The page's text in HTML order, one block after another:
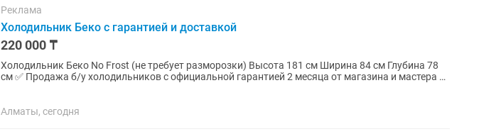
Реклама
Холодильник Беко с гарантией и доставкой
220 000 ₸
Холодильник Беко No Frost (не требует разморозки) Высота 181 см Ширина 84 см Глубина 78
см ✅ Продажа б/у холодильников с официальной гарантией 2 месяца от магазина и мастера с
Алматы, сегодня